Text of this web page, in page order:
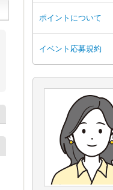
ポイントについて
イベント応募規約